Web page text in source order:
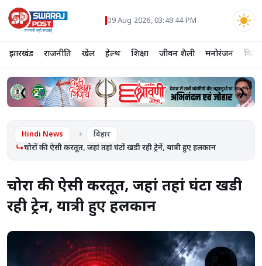
09 Aug 2026, 03:49:44 PM
झारखंड राजनीति खेल हेल्थ शिक्षा जीवन शैली मनोरंजन विदेश
❮ ❯
Hindi News बिहार
चोरों की ऐसी करतूत, जहां तहां घंटों खडी रही ट्रेनें, यात्री हुए हलकान
चोरों की ऐसी करतूत, जहां तहां घंटों खडी
रही ट्रेनें, यात्री हुए हलकान